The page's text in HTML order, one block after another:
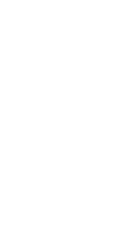
ניטור אקטיבי
למניעת תאונה
רק ברמת
מחירה 249,000 שקלים ובמפרט: תאורת לד,
עם פתחי מיזוג מאחור,
להשוואה, גרסת
299,000 שקלים ומפרט האבזור היחיד